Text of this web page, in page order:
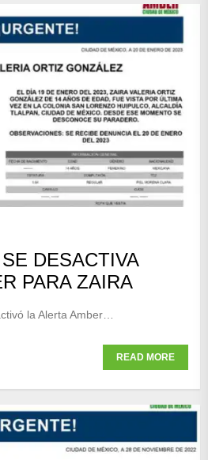
DESACTIVA
PARA ZAIRA
la Alerta Amber…
READ MORE